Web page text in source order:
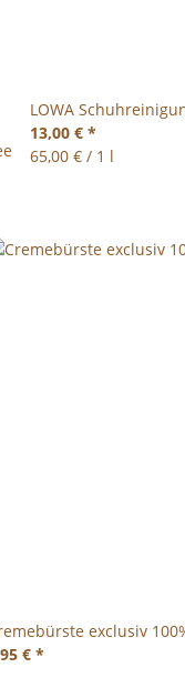
LOWA
13,00 € *
65,00 € / 1 l
exclusiv
€ *